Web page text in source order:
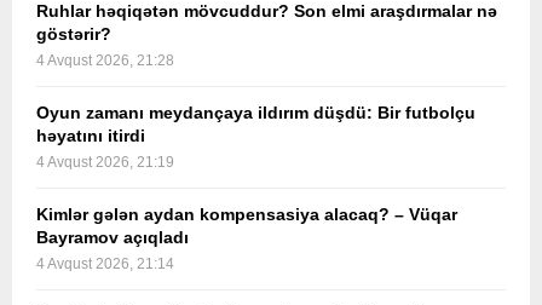
Ruhlar həqiqətən mövcuddur? Son elmi araşdırmalar nə
göstərir?
4 Avqust 2026, 21:28
Oyun zamanı meydançaya ildırım düşdü: Bir futbolçu
həyatını itirdi
4 Avqust 2026, 21:19
Kimlər gələn aydan kompensasiya alacaq? – Vüqar
Bayramov açıqladı
4 Avqust 2026, 21:14